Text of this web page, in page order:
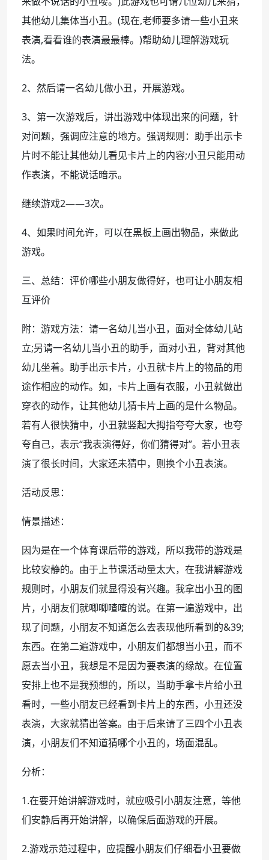
其他幼儿集体当小丑。(现在,老师要多请一些小丑来
表演,看看谁的表演最最棒。)帮助幼儿理解游戏玩
法。
2、然后请一名幼儿做小丑，开展游戏。
3、第一次游戏后，讲出游戏中体现出来的问题，针
对问题，强调应注意的地方。强调规则：助手出示卡
片时不能让其他幼儿看见卡片上的内容;小丑只能用动
作表演，不能说话暗示。
继续游戏2——3次。
4、如果时间允许，可以在黑板上画出物品，来做此
游戏。
三、总结：评价哪些小朋友做得好，也可让小朋友相
互评价
附：游戏方法：请一名幼儿当小丑，面对全体幼儿站
立;另请一名幼儿当小丑的助手，面对小丑，背对其他
幼儿坐着。助手出示卡片，小丑就卡片上的物品的用
途作相应的动作。如，卡片上画有衣服，小丑就做出
穿衣的动作，让其他幼儿猜卡片上画的是什么物品。
若有人很快猜中，小丑就竖起大拇指夸夸大家，也夸
夸自己，表示“我表演得好，你们猜得对”。若小丑表
演了很长时间，大家还未猜中，则换个小丑表演。
活动反思：
情景描述：
因为是在一个体育课后带的游戏，所以我带的游戏是
比较安静的。由于上节课活动量太大，在我讲解游戏
规则时，小朋友们就显得没有兴趣。我拿出小丑的图
片，小朋友们就唧唧喳喳的说。在第一遍游戏中，出
现了问题，小朋友不知道怎么去表现他所看到的&39;
东西。在第二遍游戏中，小朋友们都想当小丑，而不
愿去当小丑，我想是不是因为要表演的缘故。在位置
安排上也不是我预想的，所以，当助手拿卡片给小丑
看时，一些小朋友已经看到卡片上的东西，小丑还没
表演，大家就猜出答案。由于后来请了三四个小丑表
演，小朋友们不知道猜哪个小丑的，场面混乱。
分析：
1.在要开始讲解游戏时，就应吸引小朋友注意，等他
们安静后再开始讲解，以确保后面游戏的开展。
2.游戏示范过程中，应提醒小朋友们仔细看小丑要做